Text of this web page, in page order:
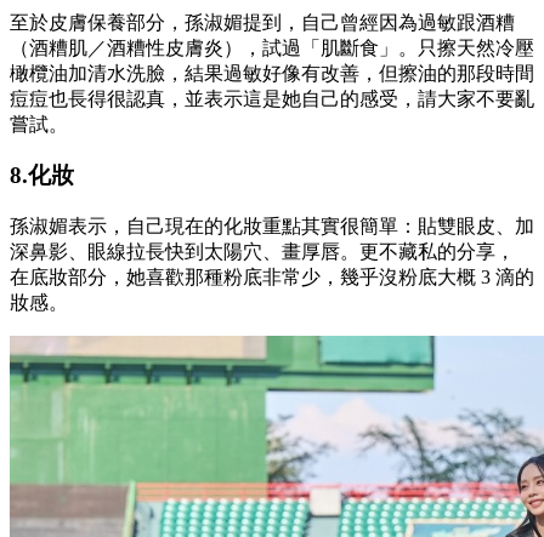
至於皮膚保養部分，孫淑媚提到，自己曾經因為過敏跟酒糟
（酒糟肌／酒糟性皮膚炎），試過「肌斷食」。
只擦天然冷壓
橄欖油加清水洗臉， 結果過敏好像有改善，但擦油的那段時間
痘痘也長得很認真，並表示這是她自己的感受，請大家不要亂
嘗試。
8.化妝
孫淑媚表示，自己現在的化妝重點其實很簡單：貼雙眼皮、加
深鼻影、眼線拉長快到太陽穴、畫厚唇。更不藏私的分享，
在底妝部分，她喜歡那種粉底非常少，幾乎沒粉底大概 3 滴的
妝感。